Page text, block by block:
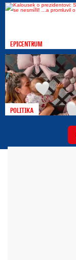
EPICENTRUM
POLITIKA